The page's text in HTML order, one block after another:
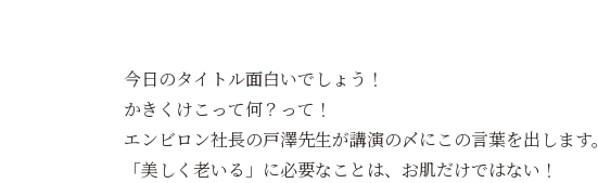
今日のタイトル面白いでしょう！
かきくけこって何？って！
エンビロン社長の戸澤先生が講演の〆にこの言葉を出します。
「美しく老いる」に必要なことは、お肌だけではない！